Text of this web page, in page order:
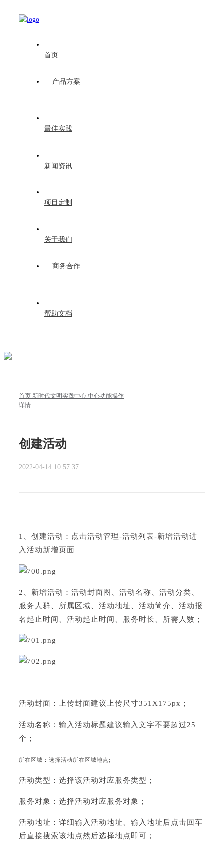
首页
产品方案
最佳实践
新闻资讯
项目定制
关于我们
商务合作
帮助文档
首页 新时代文明实践中心 中心功能操作
详情
创建活动
2022-04-14 10:57:37
1、创建活动：点击活动管理-活动列表-新增活动进
入活动新增页面
2、新增活动：活动封面图、活动名称、活动分类、
服务人群、所属区域、活动地址、活动简介、活动报
名起止时间、活动起止时间、服务时长、所需人数；
活动封面：上传封面建议上传尺寸351X175px；
活动名称：输入活动标题建议输入文字不要超过25
个；
所在区域：选择活动所在区域地点;
活动类型：选择该活动对应服务类型；
服务对象：选择活动对应服务对象；
活动地址：详细输入活动地址、输入地址后点击回车
后直接搜索该地点然后选择地点即可；